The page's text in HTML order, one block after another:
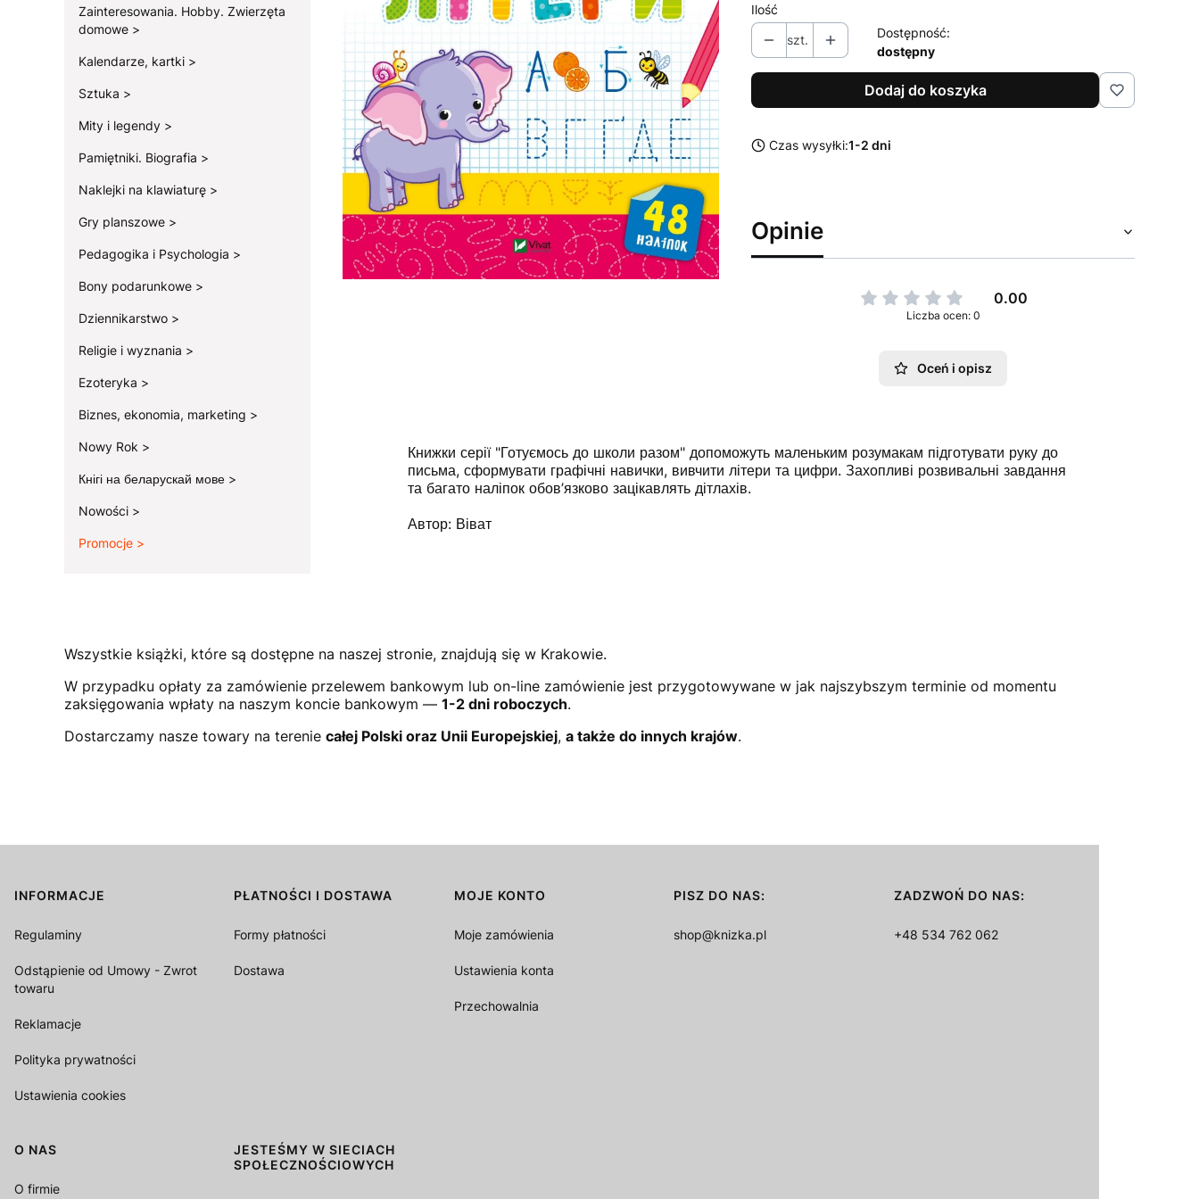
Zainteresowania. Hobby. Zwierzęta
domowe
Kalendarze, kartki
Sztuka
Mity i legendy
Pamiętniki. Biografia
Naklejki na klawiaturę
Gry planszowe
Pedagogika i Psychologia
Bony podarunkowe
Dziennikarstwo
Religie i wyznania
Ezoteryka
Biznes, ekonomia, marketing
Nowy Rok
Кнігі на беларускай мове
Nowości
Promocje
Ilość
szt.
Dostępność:
dostępny
Dodaj do koszyka
Czas wysyłki:1-2 dni
Opinie
0.00
Liczba ocen: 0
Oceń i opisz
Книжки серії "Готуємось до школи разом" допоможуть маленьким розумакам підготувати руку до
письма, сформувати графічні навички, вивчити літери та цифри. Захопливі розвивальні завдання
та багато наліпок обов’язково зацікавлять дітлахів.
Автор: Віват
Wszystkie książki, które są dostępne na naszej stronie, znajdują się w Krakowie.
W przypadku opłaty za zamówienie przelewem bankowym lub on-line zamówienie jest przygotowywane w jak najszybszym terminie od momentu
zaksięgowania wpłaty na naszym koncie bankowym — 1-2 dni roboczych.
Dostarczamy nasze towary na terenie całej Polski oraz Unii Europejskiej, a także do innych krajów.
Linki w stopce
INFORMACJE
Regulaminy
Odstąpienie od Umowy - Zwrot
towaru
Reklamacje
Polityka prywatności
Ustawienia cookies
PŁATNOŚCI I DOSTAWA
Formy płatności
Dostawa
MOJE KONTO
Moje zamówienia
Ustawienia konta
Przechowalnia
PISZ DO NAS:
shop@knizka.pl
ZADZWOŃ DO NAS:
+48 534 762 062
O NAS
O firmie
JESTEŚMY W SIECIACH
SPOŁECZNOŚCIOWYCH